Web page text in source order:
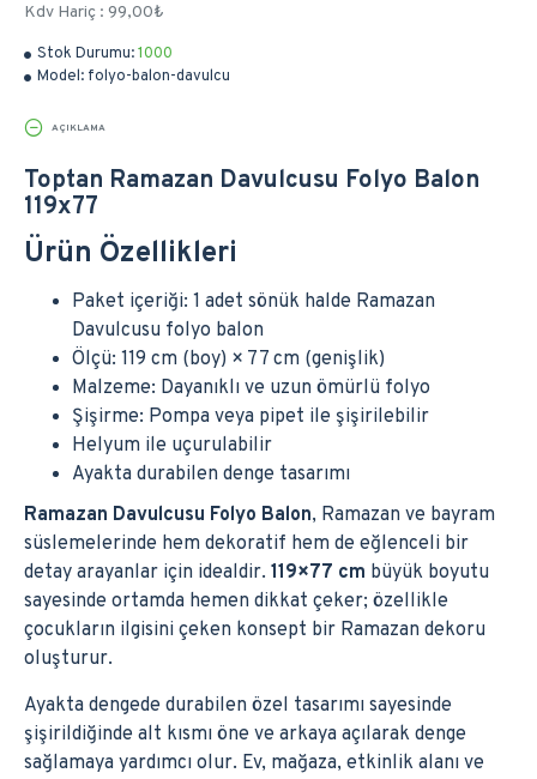
Stok Durumu:1000
Model: folyo-balon-davulcu
Kdv Hariç : 99,00₺
AÇIKLAMA
Toptan Ramazan Davulcusu Folyo Balon
119x77
Ürün Özellikleri
Paket içeriği: 1 adet sönük halde Ramazan
Davulcusu folyo balon
Ölçü: 119 cm (boy) × 77 cm (genişlik)
Malzeme: Dayanıklı ve uzun ömürlü folyo
Şişirme: Pompa veya pipet ile şişirilebilir
Helyum ile uçurulabilir
Ayakta durabilen denge tasarımı
Ramazan Davulcusu Folyo Balon, Ramazan ve bayram
süslemelerinde hem dekoratif hem de eğlenceli bir
detay arayanlar için idealdir. 119×77 cm büyük boyutu
sayesinde ortamda hemen dikkat çeker; özellikle
çocukların ilgisini çeken konsept bir Ramazan dekoru
oluşturur.
Ayakta dengede durabilen özel tasarımı sayesinde
şişirildiğinde alt kısmı öne ve arkaya açılarak denge
sağlamaya yardımcı olur. Ev, mağaza, etkinlik alanı ve